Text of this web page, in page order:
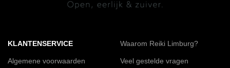
KLANTENSERVICE
Algemene voorwaarden
Waarom Reiki Limburg?
Veel gestelde vragen